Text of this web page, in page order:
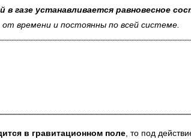
газе устанавливается равновесное
времени и постоянны по всей системе.
в гравитационном поле , то под